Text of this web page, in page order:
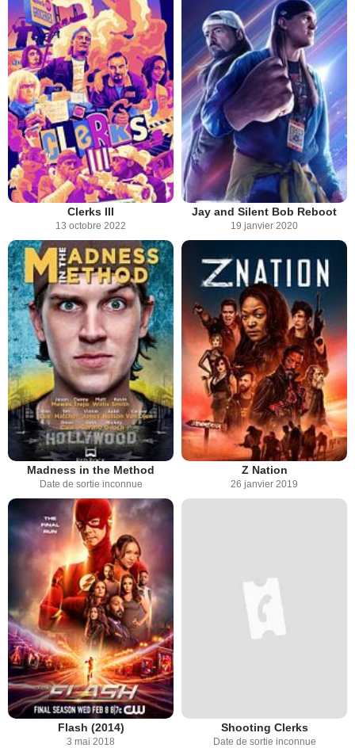
Clerks III
13 octobre 2022
Jay and Silent Bob Reboot
19 janvier 2020
Madness in the Method
Date de sortie inconnue
Z Nation
26 janvier 2019
Flash (2014)
3 mai 2018
Shooting Clerks
Date de sortie inconnue